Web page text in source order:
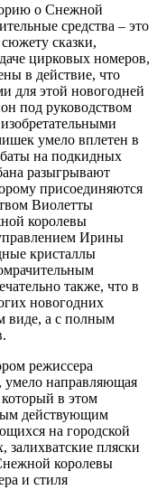
о Снежной
средства – это
сказки,
цирковых номеров,
в действие, что
для этой новогодней
под руководством
умело вплетен в
на подкидных
разыгрывают
присоединяются
Виолетты
королевы
Ирины
кристаллы
также, что в
новогодних
виде, а с полным
режиссера
умело направляющая
в этом
действующим
на городской
пляски
королевы
и стиля